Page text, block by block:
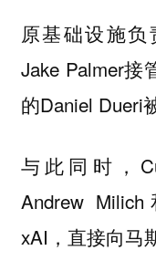
原基础设施负
Jake Palmer接
的Daniel Dueri
与此同时，
Andrew
xAI，直接向马